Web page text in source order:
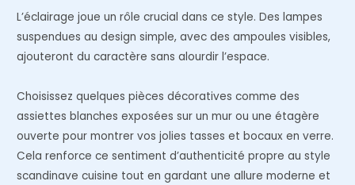
L’éclairage joue un rôle crucial dans ce style. Des lampes
suspendues au design simple, avec des ampoules visibles,
ajouteront du caractère sans alourdir l’espace.
Choisissez quelques pièces décoratives comme des
assiettes blanches exposées sur un mur ou une étagère
ouverte pour montrer vos jolies tasses et bocaux en verre.
Cela renforce ce sentiment d’authenticité propre au style
scandinave cuisine tout en gardant une allure moderne et